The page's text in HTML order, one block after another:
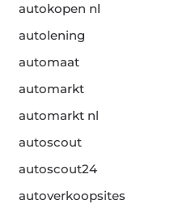
autokopen nl
autolening
automaat
automarkt
automarkt nl
autoscout
autoscout24
autoverkoopsites